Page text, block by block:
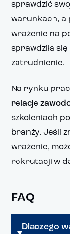
sprawdzić
warunkach, a
wrażenie na
sprawdziła
zatrudnienie.
Na rynku
relacje
szkoleniach
branży. Jeśli
wrażenie,
rekrutacji w
FAQ
Dlaczego